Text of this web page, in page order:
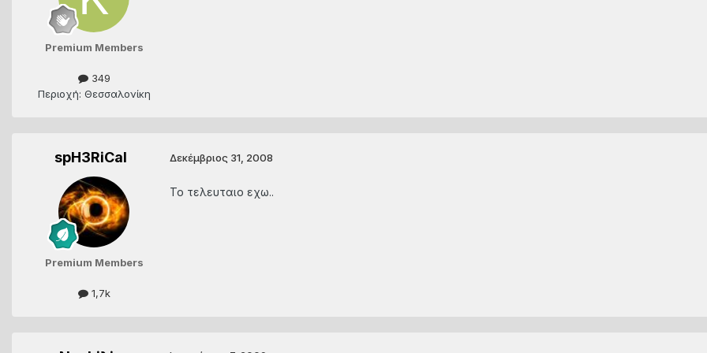
Premium Members
349
Περιοχή: Θεσσαλονίκη
spH3RiCal
Premium Members
1,7k
Δεκέμβριος 31, 2008
Το τελευταιο εχω..